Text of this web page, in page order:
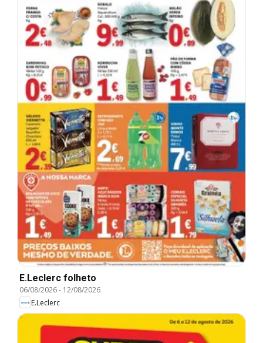
E.Leclerc folheto
06/08/2026- 12/08/2026
E.Leclerc